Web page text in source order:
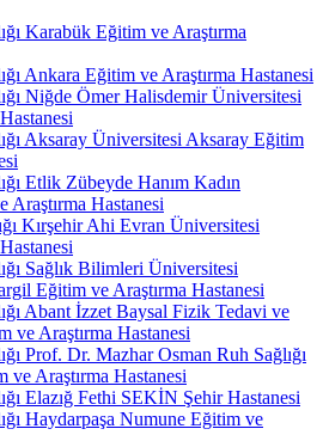
Karabük Eğitim ve Araştırma
Ankara Eğitim ve Araştırma Hastanesi
Niğde Ömer Halisdemir Üniversitesi
Aksaray Üniversitesi Aksaray Eğitim
Etlik Zübeyde Hanım Kadın
Araştırma Hastanesi
Kırşehir Ahi Evran Üniversitesi
Sağlık Bilimleri Üniversitesi
Eğitim ve Araştırma Hastanesi
Abant İzzet Baysal Fizik Tedavi ve
ve Araştırma Hastanesi
Prof. Dr. Mazhar Osman Ruh Sağlığı
ve Araştırma Hastanesi
Elazığ Fethi SEKİN Şehir Hastanesi
Haydarpaşa Numune Eğitim ve